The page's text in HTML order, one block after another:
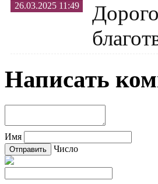
26.03.2025 11:49
Написать
Имя
Число